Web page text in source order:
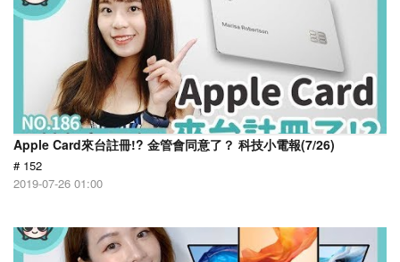
Apple Card來台註冊!? 金管會同意了？ 科技小電報(7/26)
# 152
2019-07-26 01:00